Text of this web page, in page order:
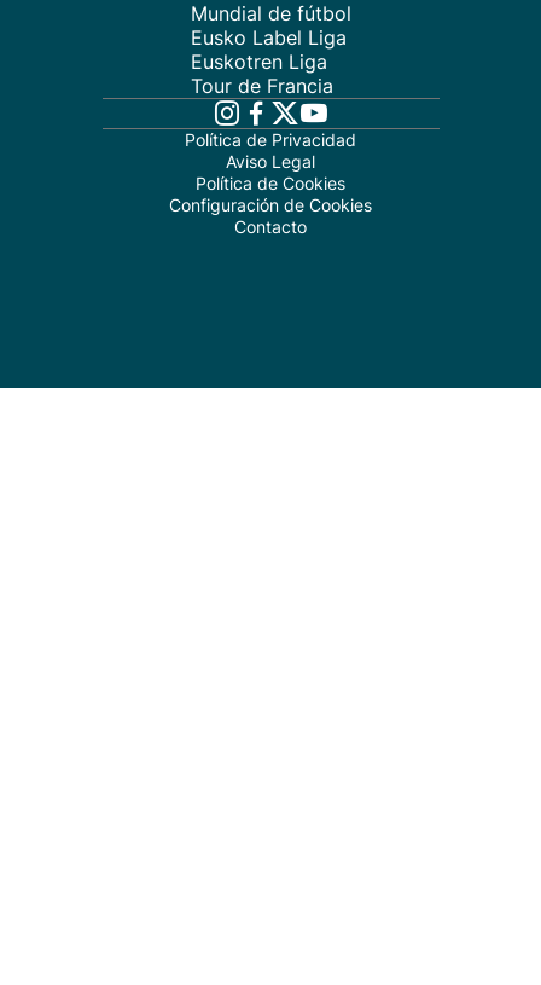
Mundial de fútbol
Eusko Label Liga
Euskotren Liga
Tour de Francia
Política de Privacidad
Aviso Legal
Política de Cookies
Configuración de Cookies
Contacto